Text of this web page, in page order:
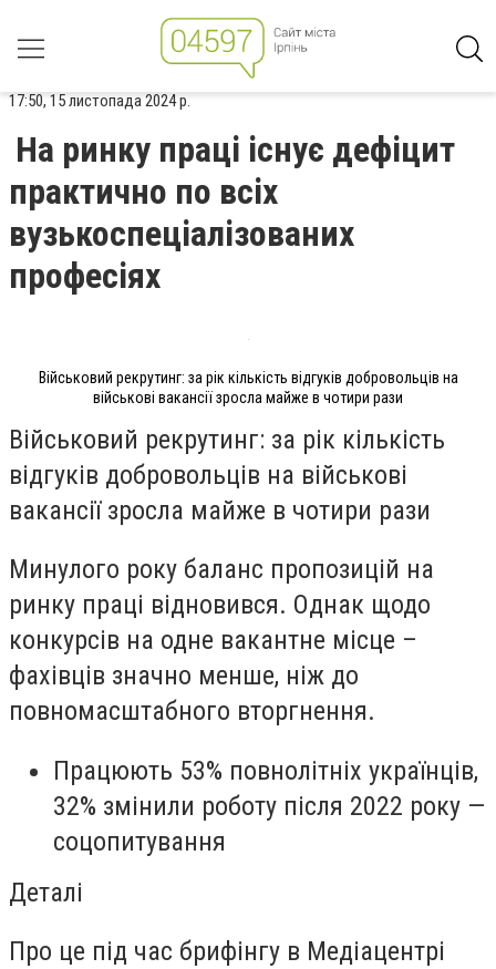
17:50, 15 листопада 2024 р.
На ринку праці існує дефіцит
практично по всіх
вузькоспеціалізованих
професіях
Військовий рекрутинг: за рік кількість відгуків добровольців на
військові вакансії зросла майже в чотири рази
Військовий рекрутинг: за рік кількість
відгуків добровольців на військові
вакансії зросла майже в чотири рази
Минулого року баланс пропозицій на
ринку праці відновився. Однак щодо
конкурсів на одне вакантне місце –
фахівців значно менше, ніж до
повномасштабного вторгнення.
Працюють 53% повнолітніх українців,
32% змінили роботу після 2022 року —
соцопитування
Деталі
Про це під час брифінгу в Медіацентрі